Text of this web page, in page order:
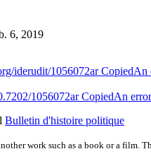
6, 2019
iderudit/1056072arCopiedAn
1056072arCopiedAn
Bulletin d'histoire politique
work such as a book or a film.